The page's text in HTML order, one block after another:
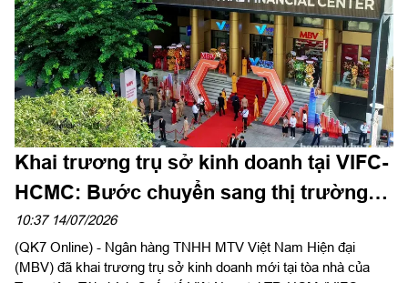
Khai trương trụ sở kinh doanh tại VIFC-
HCMC: Bước chuyển sang thị trường
phía Nam của Ngân hàng MBV
10:37 14/07/2026
(QK7 Online) - Ngân hàng TNHH MTV Việt Nam Hiện đại
(MBV) đã khai trương trụ sở kinh doanh mới tại tòa nhà của